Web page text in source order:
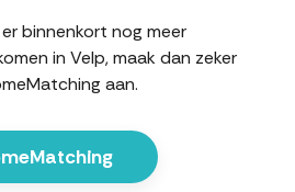
binnenkort nog meer
in Velp, maak dan zeker
aan.